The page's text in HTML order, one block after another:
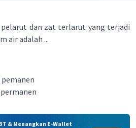
dan zat terlarut yang terjadi
air adalah ...
& Menangkan E-Wallet